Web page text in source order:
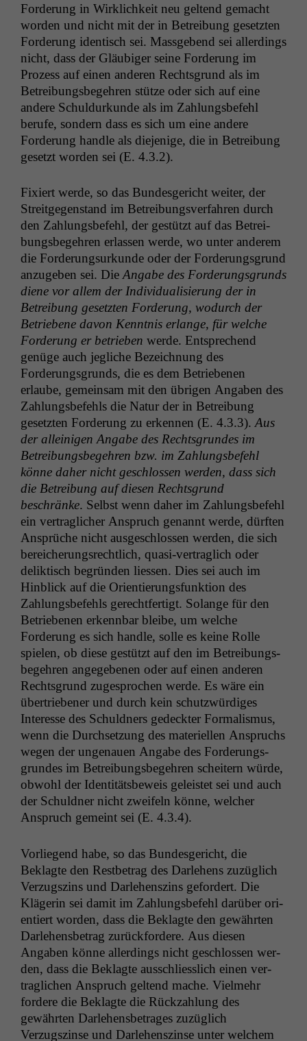
Forderung in Wirk­lichkeit neu gel­tend gemacht
wor­den und nicht mit der in Betrei­bung geset­zten
Forderung iden­tisch sei. Mass­gebend sei allerd­ings
nicht, dass der Gläu­biger seine Forderung im
Prozess auf einen anderen Rechts­grund als im
Betrei­bungs­begehren stütze oder sich auf eine
andere Schul­durkunde als im Zahlungs­be­fehl
berufe, son­dern dass es sich um eine andere
Forderung han­dle als diejenige, die in Betrei­bung
geset­zt wor­den sei (E. 4.3.2).
Fix­iert werde, so das Bun­des­gericht weit­er, der
Stre­it­ge­gen­stand im Betrei­bungsver­fahren durch
den Zahlungs­be­fehl, der gestützt auf das Betrei­
bungs­begehren erlassen werde, wo unter anderem
die Forderung­surkunde oder der Forderungs­grund
anzugeben sei. Die Angabe des Forderungs­grunds
diene vor allem der Indi­vid­u­al­isierung der in
Betrei­bung geset­zten Forderung, wodurch der
Betriebene davon Ken­nt­nis erlange, für welche
Forderung er betrieben werde. Entsprechend
genüge auch jegliche Beze­ich­nung des
Forderungs­grunds, die es dem Betriebe­nen
erlaube, gemein­sam mit den übri­gen Angaben des
Zahlungs­be­fehls die Natur der in Betrei­bung
geset­zten Forderung zu erken­nen (E. 4.3.3). Aus
der alleini­gen Angabe des Rechts­grun­des im
Betrei­bungs­begehren bzw. im Zahlungs­be­fehl
könne daher nicht geschlossen wer­den, dass sich
die Betrei­bung auf diesen Rechts­grund
beschränke. Selb­st wenn daher im Zahlungs­be­fehl
ein ver­traglich­er Anspruch genan­nt werde, dürften
Ansprüche nicht aus­geschlossen wer­den, die sich
bere­icherungsrechtlich, qua­si-ver­traglich oder
delik­tisch begrün­den liessen. Dies sei auch im
Hin­blick auf die Ori­en­tierungs­funk­tion des
Zahlungs­be­fehls gerecht­fer­tigt. Solange für den
Betriebe­nen erkennbar bleibe, um welche
Forderung es sich han­dle, solle es keine Rolle
spie­len, ob diese gestützt auf den im Betrei­bungs­
begehren angegebe­nen oder auf einen anderen
Rechts­grund zuge­sprochen werde. Es wäre ein
über­trieben­er und durch kein schutzwürdi­ges
Inter­esse des Schuld­ners gedeck­ter For­mal­is­mus,
wenn die Durch­set­zung des materiellen Anspruchs
wegen der unge­nauen Angabe des Forderungs­
grun­des im Betrei­bungs­begehren scheit­ern würde,
obwohl der Iden­titäts­be­weis geleis­tet sei und auch
der Schuld­ner nicht zweifeln könne, welch­er
Anspruch gemeint sei (E. 4.3.4).
Vor­liegend habe, so das Bun­des­gericht, die
Beklagte den Rest­be­trag des Dar­lehens zuzüglich
Verzugszins und Dar­lehen­szins gefordert. Die
Klägerin sei damit im Zahlungs­be­fehl darüber ori­
en­tiert wor­den, dass die Beklagte den gewährten
Dar­lehens­be­trag zurück­fordere. Aus diesen
Angaben könne allerd­ings nicht geschlossen wer­
den, dass die Beklagte auss­chliesslich einen ver­
traglichen Anspruch gel­tend mache. Vielmehr
fordere die Beklagte die Rück­zahlung des
gewährten Dar­lehens­be­trages zuzüglich
Verzugszinse und Dar­lehen­szinse unter welchem